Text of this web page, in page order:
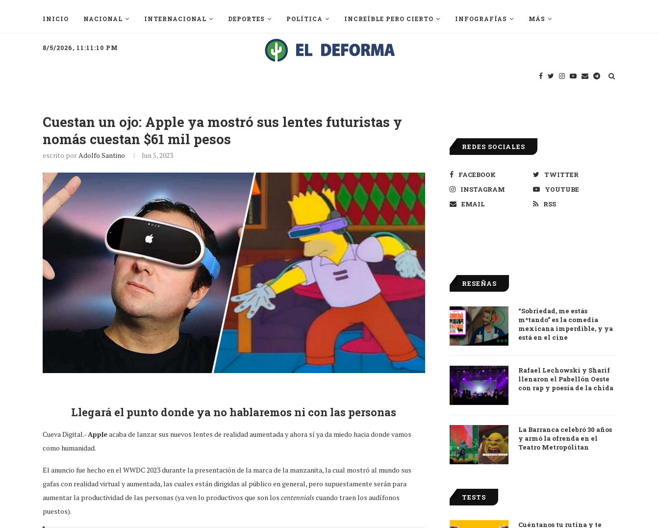
INICIO NACIONAL INTERNACIONAL DEPORTES POLÍTICA INCREÍBLE PERO CIERTO INFOGRAFÍAS MÁS
8/5/2026, 11:11:10 PM
Cuestan un ojo: Apple ya mostró sus lentes futuristas y
nomás cuestan $61 mil pesos
escrito porAdolfo Santino Jun 5, 2023
Llegará el punto donde ya no hablaremos ni con las personas
Cueva Digital.-Appleacaba de lanzar sus nuevos lentes de realidad aumentada y ahora sí ya da miedo hacia donde vamos
como humanidad.
El anuncio fue hecho en el WWDC 2023 durante la presentación de la marca de la manzanita, la cual mostró al mundo sus
gafas con realidad virtual y aumentada, las cuales están dirigidas al público en general, pero supuestamente serán para
aumentar la productividad de las personas (ya ven lo productivos que son los centennialscuando traen los audífonos
puestos).
REDES SOCIALES
FACEBOOK
TWITTER
INSTAGRAM
YOUTUBE
EMAIL
RSS
RESEÑAS
9.0
“Sobriedad, me estás
m*tando” es la comedia
mexicana imperdible, y ya
está en el cine
Rafael Lechowski y Sharif
llenaron el Pabellón Oeste
con rap y poesía de la chida
La Barranca celebró 30 años
y armó la ofrenda en el
Teatro Metropólitan
TESTS
Cuéntanos tu rutina y te